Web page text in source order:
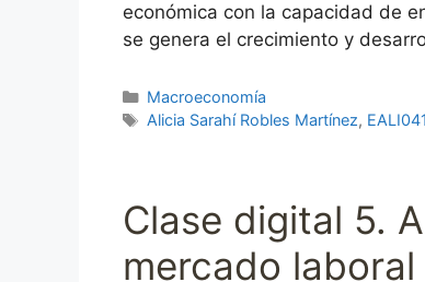
económica con la capacidad de
se genera el crecimiento y
Categorías
Macroeconomía
Etiquetas
Alicia Sarahí Robles Martínez,
Clase digital 5.
mercado laboral